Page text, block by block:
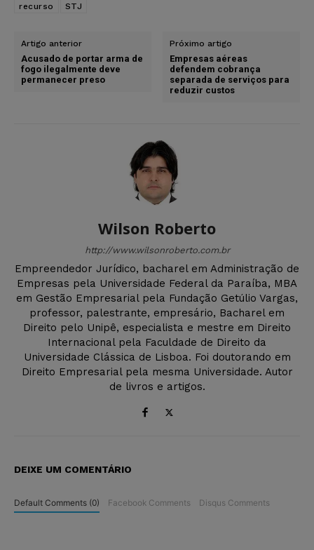
recurso STJ
Artigo anterior
Acusado de portar arma de
fogo ilegalmente deve
permanecer preso
Próximo artigo
Empresas aéreas
defendem cobrança
separada de serviços para
reduzir custos
Wilson Roberto
http://www.wilsonroberto.com.br
Empreendedor Jurídico, bacharel em Administração de
Empresas pela Universidade Federal da Paraíba, MBA
em Gestão Empresarial pela Fundação Getúlio Vargas,
professor, palestrante, empresário, Bacharel em
Direito pelo Unipê, especialista e mestre em Direito
Internacional pela Faculdade de Direito da
Universidade Clássica de Lisboa. Foi doutorando em
Direito Empresarial pela mesma Universidade. Autor
de livros e artigos.
DEIXE UM COMENTÁRIO
Default Comments (0) Facebook Comments Disqus Comments